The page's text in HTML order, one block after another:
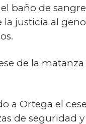
baño de
justicia al
de la
a Ortega el
de seguridad